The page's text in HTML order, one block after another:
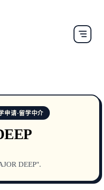
请·留学中介
DEEP".